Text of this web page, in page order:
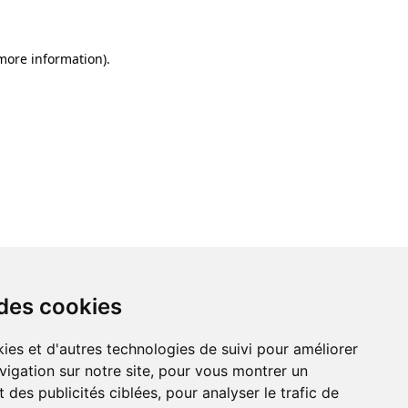
cookies
et d'autres technologies de suivi pour améliorer
sur notre site, pour vous montrer un
des publicités ciblées, pour analyser le trafic de
information).